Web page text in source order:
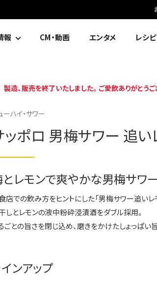
報 CM・動画 エンタメ レシピ
製造、販売を終了いたしました。ご愛飲ありがとうご
ーハイ・サワー
ッポロ 男梅サワー 追い
レモンで爽やかな男梅サワー
店での飲み方をヒントにした「男梅サワー追いレ
しとレモンの液中粉砕浸漬酒をダブル採用。
ごとの旨さを閉じ込め、磨きをかけたしょっぱ
ンアップ